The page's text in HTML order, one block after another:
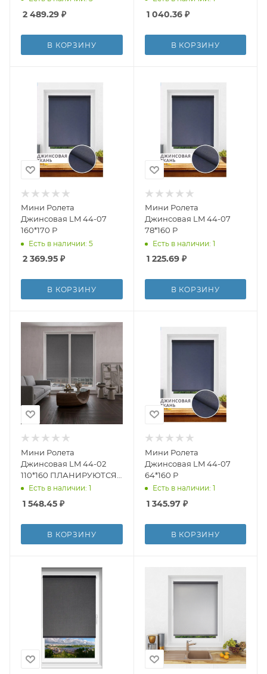
2 489.29 ₽
В КОРЗИНУ
1 040.36₽
В КОРЗИНУ
Мини Ролета
Джинсовая LM 44-07
160*170 Р
Есть в наличии: 5
2 369.95 ₽
В КОРЗИНУ
Мини Ролета
Джинсовая LM 44-07
78*160 Р
Есть в наличии: 1
1 225.69₽
В КОРЗИНУ
Мини Ролета
Джинсовая LM 44-02
110*160 ПЛАНИРУЮТСЯ
К ВЫВОДУ
Есть в наличии: 1
1 548.45 ₽
В КОРЗИНУ
Мини Ролета
Джинсовая LM 44-07
64*160 Р
Есть в наличии: 1
1 345.97₽
В КОРЗИНУ